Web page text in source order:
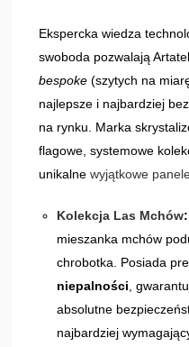
Ekspercka wiedza
swoboda pozwalają
bespoke (szytych na
najlepsze i najbardziej
na rynku. Marka
flagowe, systemowe
unikalnewyjątkowe
Kolekcja Las Mchów:
mieszanka mchów
chrobotka. Posiada
niepalności ,
absolutne
najbardziej